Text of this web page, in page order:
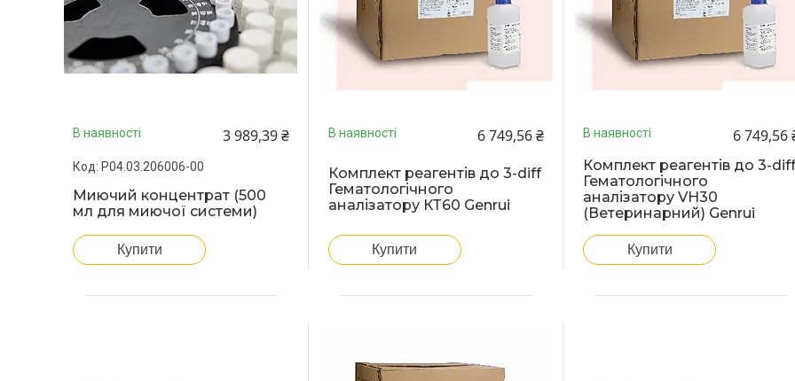
В наявності 3 989,39 ₴
P04.03.206006-00
Миючий концентрат (500
мл для миючої системи)
Купити
В наявності 6 749,56 ₴
Комплект реагентів до 3-diff
Гематологічного
аналізатору КТ60 Genrui
Купити
В наявності 6 749,56
Комплект реагентів до 3-
Гематологічного
аналізатору VH30
(Ветеринарний) Genrui
Купити